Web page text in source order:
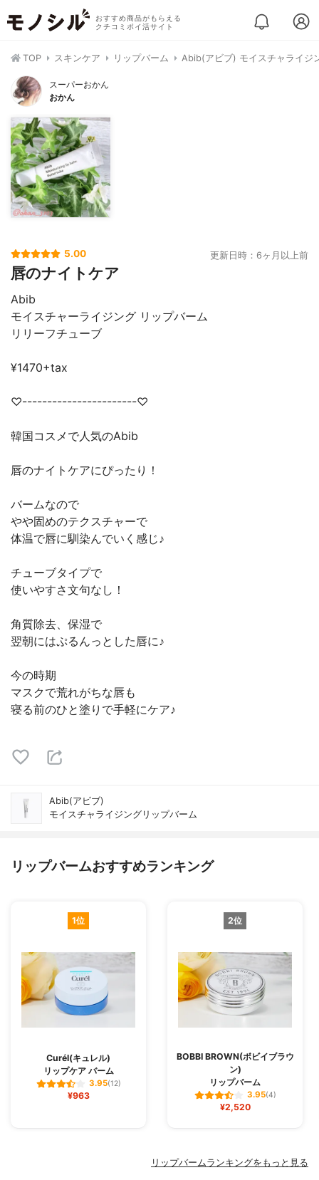
おすすめ商品がもらえる
クチコミポイ活サイト
TOP スキンケア リップバーム Abib(アビブ) モイスチャライジ
スーパーおかん
おかん
5.00 更新日時：6ヶ月以上前
唇のナイトケア
Abib
モイスチャーライジング リップバーム
リリーフチューブ
¥1470+tax
♡-----------------------♡
韓国コスメで人気のAbib
唇のナイトケアにぴったり！
バームなので
やや固めのテクスチャーで
体温で唇に馴染んでいく感じ♪
チューブタイプで
使いやすさ文句なし！
角質除去、保湿で
翌朝にはぷるんっとした唇に♪
今の時期
マスクで荒れがちな唇も
寝る前のひと塗りで手軽にケア♪
Abib(アビブ)
モイスチャライジングリップバーム
リップバームおすすめランキング
1位
Curél(キュレル)
リップケア バーム
3.95(12)
¥963
2位
BOBBI BROWN(ボビイブラウ
ン)
リップバーム
3.95(4)
¥2,520
リップバームランキングをもっと見る